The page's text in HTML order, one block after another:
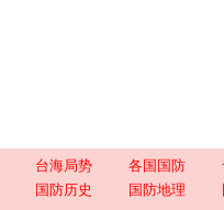
台海局势 各国国防
国防历史 国防地理